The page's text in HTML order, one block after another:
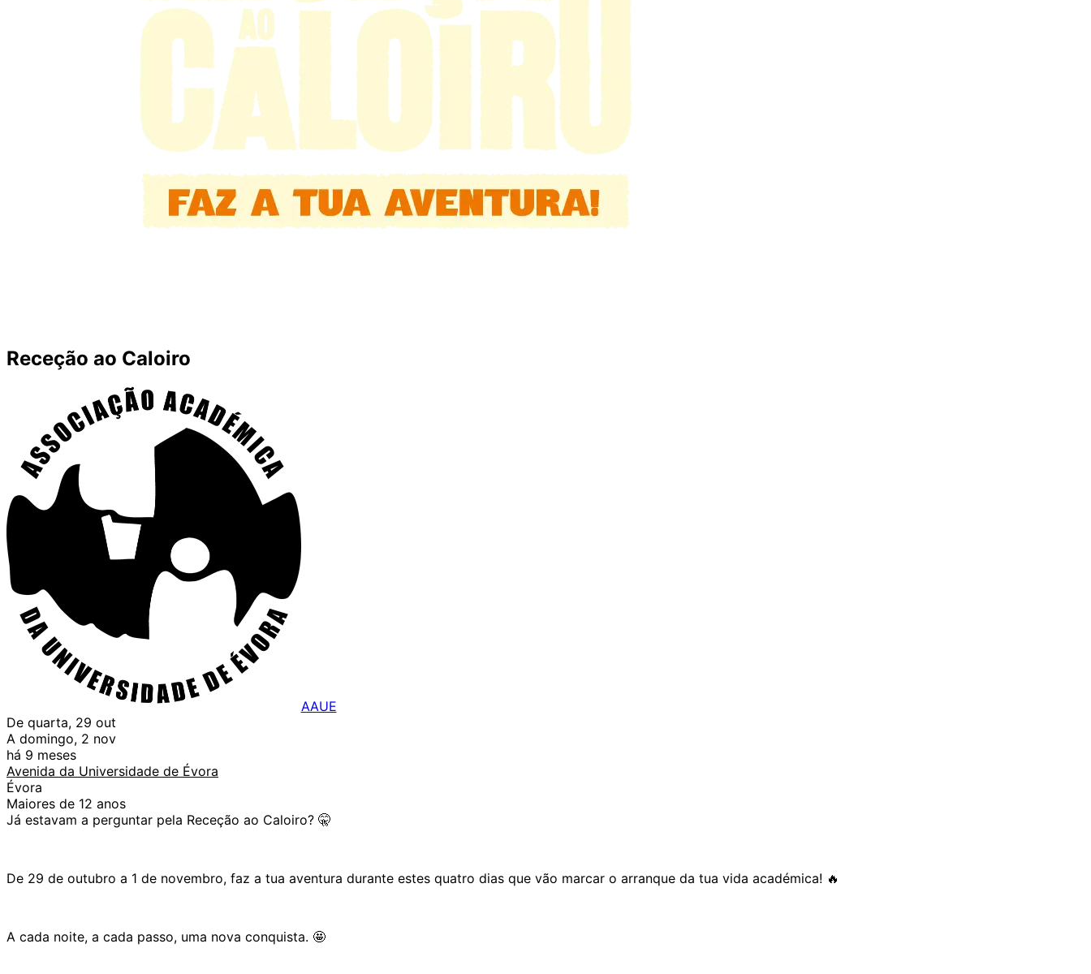
Receção ao Caloiro
AAUE
De quarta, 29 out
A domingo, 2 nov
há 9 meses
Avenida da Universidade de Évora
Évora
Maiores de 12 anos
Já estavam a perguntar pela Receção ao Caloiro? 🤫
De 29 de outubro a 1 de novembro, faz a tua aventura durante estes quatro dias que vão marcar o arranque da tua vida académica! 🔥
A cada noite, a cada passo, uma nova conquista. 🤩